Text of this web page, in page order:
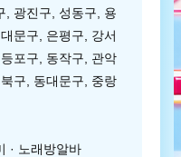
, 광진구, 성동구, 용
문구, 은평구, 강서
포구, 동작구, 관악
구, 동대문구, 중랑
· 노래방알바